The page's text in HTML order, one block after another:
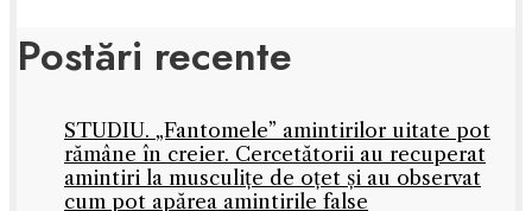
Postări recente
STUDIU. „Fantomele” amintirilor uitate pot
rămâne în creier. Cercetătorii au recuperat
amintiri la musculițe de oțet și au observat
cum pot apărea amintirile false